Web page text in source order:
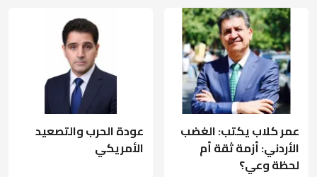
عمر كلاب يكتب: الغضب
الأردني: أزمة ثقة أم
لحظة وعي؟
عودة الحرب والتصعيد
الأمريكي